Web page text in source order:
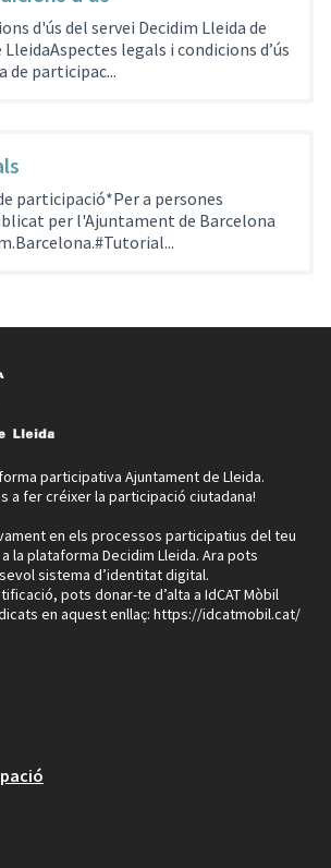
d'ús del servei Decidim Lleida de
legals i condicions d’ús
de participac...
participació*Per a persones
per l'Ajuntament de Barcelona
participativa Ajuntament de Lleida.
a fer créixer la participació ciutadana!
en els processos participatius del teu
la plataforma Decidim Lleida. Ara pots
sistema d’identitat digital.
pots donar-te d’alta a IdCAT Mòbil
en aquest enllaç: https://idcatmobil.cat/